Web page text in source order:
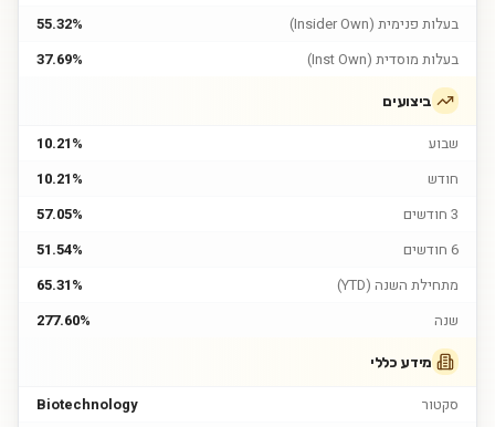
בעלות פנימית (Insider Own)
55.32%
בעלות מוסדית (Inst Own)
37.69%
ביצועים
שבוע
10.21%
חודש
10.21%
3 חודשים
57.05%
6 חודשים
51.54%
מתחילת השנה (YTD)
65.31%
שנה
277.60%
מידע כללי
סקטור
Biotechnology